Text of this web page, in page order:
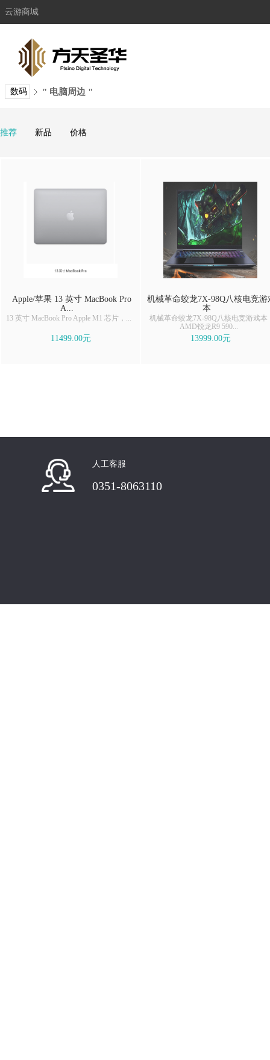
云游商城
数码 " 电脑周边 "
推荐 新品 价格
Apple/苹果 13 英寸 MacBook Pro
A...
13 英寸 MacBook Pro Apple M1 芯片，...
11499.00元
机械革命蛟龙7X-98Q八核电竞游
本
机械革命蛟龙7X-98Q八核电竞游戏本
AMD锐龙R9 590...
13999.00元
人工客服
0351-8063110